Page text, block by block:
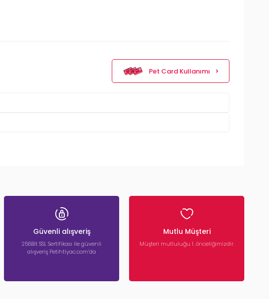
Pet Card Kullanımı
Güvenli alışveriş
256Bit SSL Sertifikası ile güvenli
alışveriş Petihtiyac.com’da
Mutlu Müşteri
Müşteri mutluluğu 1. önceliğimizdir.